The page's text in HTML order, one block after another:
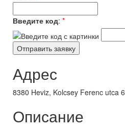
Введите код: *
Адрес
8380 Heviz, Kolcsey Ferenc utca 6
Описание